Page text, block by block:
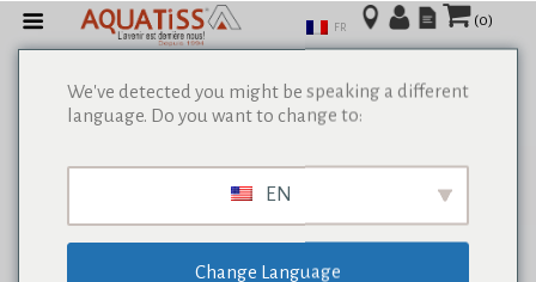
(0)
FR
We've detected you might be speaking a different
language. Do you want to change to:
EN
Change Language